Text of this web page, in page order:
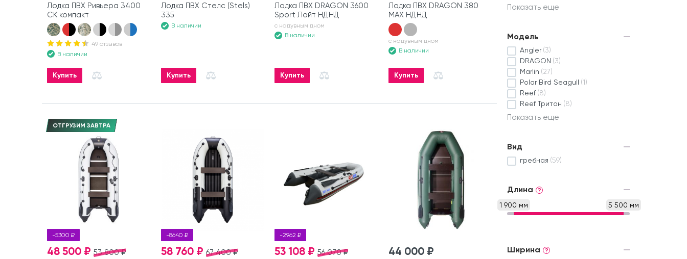
Лодка ПВХ Ривьера 3400
СК компакт
49 отзывов
В наличии
Купить
Лодка ПВХ Стелс (Stels)
335
В наличии
Купить
Лодка ПВХ DRAGON 3600
Sport Лайт НДНД
с надувным дном
В наличии
Купить
Лодка ПВХ DRAGON 380
MAX НДНД
с надувным дном
В наличии
Купить
-5300 ₽
ОТГРУЗИМ ЗАВТРА
53 800 ₽
48 500 ₽
-8640 ₽
67 400 ₽
58 760 ₽
-2962 ₽
56 070 ₽
53 108 ₽ 44 000 ₽
Показать еще
Модель
Angler (3)
DRAGON (3)
Marlin (27)
Polar Bird Seagull (1)
Reef (8)
Reef Тритон (8)
Показать еще
Вид
гребная (59)
Длина ?
1 900 мм 5 500 мм
Ширина ?